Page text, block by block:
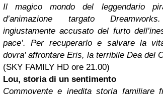
Il magico mondo del leggendario
d’animazione targato
ingiustamente accusato del furto
pace’. Per recuperarlo e salvare la
dovra’ affrontare Eris, la terribile Dea del
(SKY FAMILY HD ore 21.00)
Lou, storia di un sentimento
Commovente e inedita storia familiare